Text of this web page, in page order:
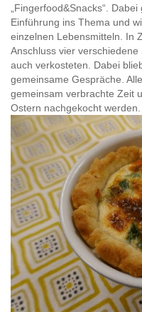
„Fingerfood&Snacks“.
Einführung ins Thema und
einzelnen Lebensmitteln. In
Anschluss vier
auch verkosteten. Dabei
gemeinsame Gespräche.
gemeinsam verbrachte Zeit
Ostern nachgekocht werden.